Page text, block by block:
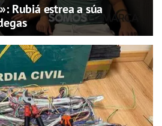
Rubiá estrea a súa